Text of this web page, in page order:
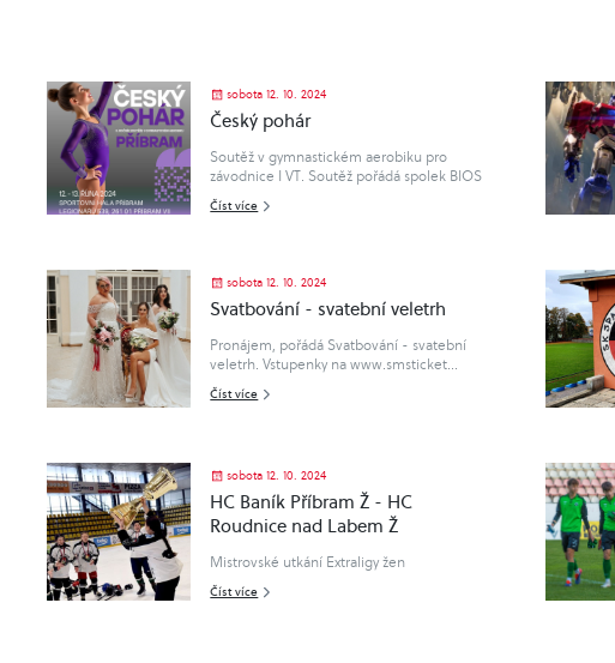
sobota 12. 10. 2024
Český pohár
Soutěž v gymnastickém aerobiku pro
závodnice I VT. Soutěž pořádá spolek BIOS
fit z.s. s pověřením TK AER ČGF.
Číst více
sobota 12. 10. 2024
Svatbování - svatební veletrh
Pronájem, pořádá Svatbování - svatební
veletrh. Vstupenky na www.smsticket...
Číst více
sobota 12. 10. 2024
HC Baník Příbram Ž - HC
Roudnice nad Labem Ž
Mistrovské utkání Extraligy žen
Číst více